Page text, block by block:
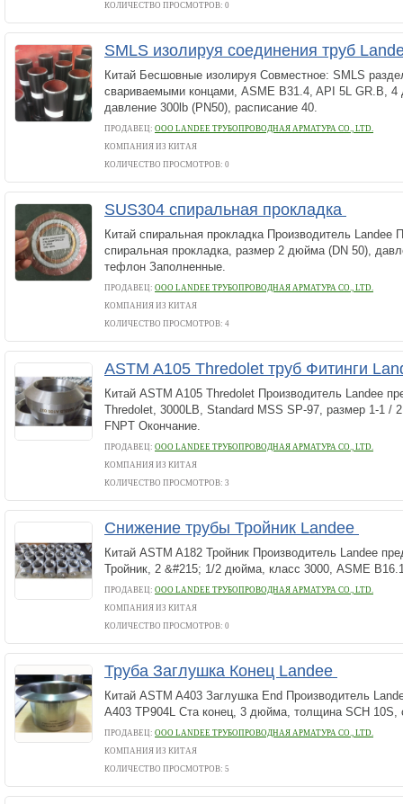
КОЛИЧЕСТВО ПРОСМОТРОВ: 0
SMLS изолируя соединения труб
Китай Бесшовные изолируя Совместное: SMLS
свариваемыми концами, ASME B31.4, API 5L GR.B, 4
давление 300lb (PN50), расписание 40.
ПРОДАВЕЦ: ООО LANDEE ТРУБОПРОВОДНАЯ АРМАТУРА CO., LTD.
КОМПАНИЯ ИЗ КИТАЯ
КОЛИЧЕСТВО ПРОСМОТРОВ: 0
SUS304 спиральная прокладка
Китай спиральная прокладка Производитель Landee
спиральная прокладка, размер 2 дюйма (DN 50),
тефлон Заполненные.
ПРОДАВЕЦ: ООО LANDEE ТРУБОПРОВОДНАЯ АРМАТУРА CO., LTD.
КОМПАНИЯ ИЗ КИТАЯ
КОЛИЧЕСТВО ПРОСМОТРОВ: 4
ASTM A105 Thredolet труб Фитинги
Китай ASTM A105 Thredolet Производитель Landee
Thredolet, 3000LB, Standard MSS SP-97, размер 1-1 /
FNPT Окончание.
ПРОДАВЕЦ: ООО LANDEE ТРУБОПРОВОДНАЯ АРМАТУРА CO., LTD.
КОМПАНИЯ ИЗ КИТАЯ
КОЛИЧЕСТВО ПРОСМОТРОВ: 3
Снижение трубы Тройник Landee
Китай ASTM A182 Тройник Производитель Landee
Тройник, 2 &#215; 1/2 дюйма, класс 3000, ASME
ПРОДАВЕЦ: ООО LANDEE ТРУБОПРОВОДНАЯ АРМАТУРА CO., LTD.
КОМПАНИЯ ИЗ КИТАЯ
КОЛИЧЕСТВО ПРОСМОТРОВ: 0
Труба Заглушка Конец Landee
Китай ASTM A403 Заглушка End Производитель
A403 TP904L Ста конец, 3 дюйма, толщина SCH 10S,
ПРОДАВЕЦ: ООО LANDEE ТРУБОПРОВОДНАЯ АРМАТУРА CO., LTD.
КОМПАНИЯ ИЗ КИТАЯ
КОЛИЧЕСТВО ПРОСМОТРОВ: 5